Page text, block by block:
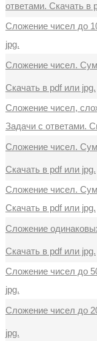
ответами. Скачать в
Сложение чисел до
jpg.
Сложение чисел.
Скачать в pdf или jpg.
Сложение чисел,
Задачи с ответами.
Сложение чисел.
Скачать в pdf или jpg.
Сложение чисел.
Скачать в pdf или jpg.
Сложение
Скачать в pdf или jpg.
Сложение чисел до
jpg.
Сложение чисел до
jpg.